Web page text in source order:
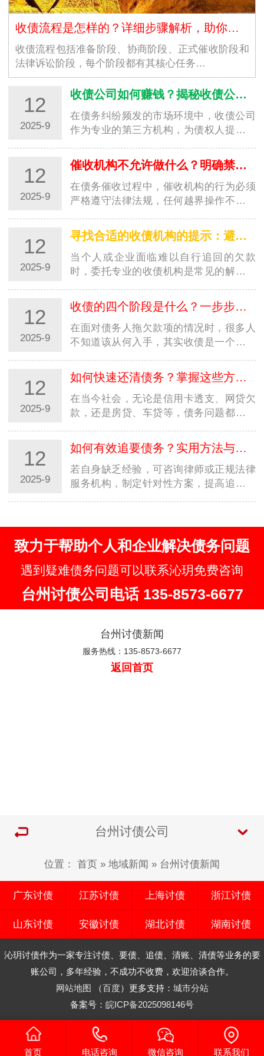
收债流程是怎样的？详细步骤解析，助你高效追回欠款
收债流程包括准备阶段、协商阶段、正式催收阶段和
法律诉讼阶段，每个阶段都有其核心任务…
12
2025-9
收债公司如何赚钱？揭秘收债公司的盈利模式
在债务纠纷频发的市场环境中，收债公司
作为专业的第三方机构，为债权人提供欠
说，收债公司如何赚钱是一个充满好奇的
问题。其实，收债公司的盈…
12
2025-9
催收机构不允许做什么？明确禁区，避免踩坑
在债务催收过程中，催收机构的行为必须
严格遵守法律法规，任何越界操作不仅会
陷入法律纠纷。了解催收机构不允许做的
事，既能帮助债务人维护…
12
2025-9
寻找合适的收债机构的提示：避开陷阱，选对专业帮手
当个人或企业面临难以自行追回的欠款
时，委托专业的收债机构是常见的解决方
不当，可能不仅追不回欠款，还会陷入法
律纠纷或遭受二次损失。因…
12
2025-9
收债的四个阶段是什么？一步步教你合法高效追回欠款
在面对债务人拖欠款项的情况时，很多人
不知道该从何入手，其实收债是一个有章
段，能让你在追讨欠款时更有条理，既提
高效率又避免踩坑。本文就…
12
2025-9
如何快速还清债务？掌握这些方法，摆脱负债压力
在当今社会，无论是信用卡透支、网贷欠
款，还是房贷、车贷等，债务问题都可能
在苦苦寻找快速还清债务的方法，渴望早
日摆脱负债的困扰，重获…
12
2025-9
如何有效追要债务？实用方法与法律途径全解析
若自身缺乏经验，可咨询律师或正规法律
服务机构，制定针对性方案，提高追债成
益。在商业往来和日常生活…
致力于帮助个人和企业解决债务问题
遇到疑难债务问题可以联系沁玥免费咨询
台州讨债公司电话 135-8573-6677
台州讨债新闻
服务热线：135-8573-6677
返回首页
台州讨债公司
位置： 首页 » 地域新闻 » 台州讨债新闻
广东讨债 江苏讨债 上海讨债 浙江讨债
山东讨债 安徽讨债 湖北讨债 湖南讨债
沁玥讨债作为一家专注讨债、要债、追债、清账、清债等业务的要
账公司，多年经验，不成功不收费，欢迎洽谈合作。
网站地图 （百度）更多支持： 城市分站
备案号： 皖ICP备2025098146号
首页 电话咨询 微信咨询 联系我们